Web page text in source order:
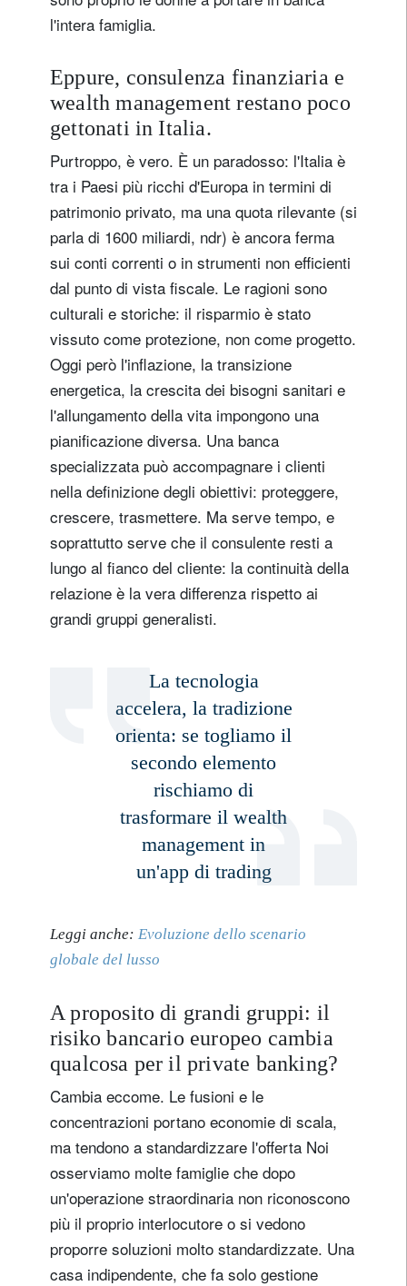
l'intera famiglia.
Eppure, consulenza finanziaria e
wealth management restano poco
gettonati in Italia.
Purtroppo, è vero. È un paradosso: l'Italia è
tra i Paesi più ricchi d'Europa in termini di
patrimonio privato, ma una quota rilevante (si
parla di 1600 miliardi, ndr) è ancora ferma
sui conti correnti o in strumenti non efficienti
dal punto di vista fiscale. Le ragioni sono
culturali e storiche: il risparmio è stato
vissuto come protezione, non come progetto.
Oggi però l'inflazione, la transizione
energetica, la crescita dei bisogni sanitari e
l'allungamento della vita impongono una
pianificazione diversa. Una banca
specializzata può accompagnare i clienti
nella definizione degli obiettivi: proteggere,
crescere, trasmettere. Ma serve tempo, e
soprattutto serve che il consulente resti a
lungo al fianco del cliente: la continuità della
relazione è la vera differenza rispetto ai
grandi gruppi generalisti.
La tecnologia
accelera, la tradizione
orienta: se togliamo il
secondo elemento
rischiamo di
trasformare il wealth
management in
un'app di trading
Leggi anche: Evoluzione dello scenario
globale del lusso
A proposito di grandi gruppi: il
risiko bancario europeo cambia
qualcosa per il private banking?
Cambia eccome. Le fusioni e le
concentrazioni portano economie di scala,
ma tendono a standardizzare l'offerta Noi
osserviamo molte famiglie che dopo
un'operazione straordinaria non riconoscono
più il proprio interlocutore o si vedono
proporre soluzioni molto standardizzate. Una
casa indipendente, che fa solo gestione